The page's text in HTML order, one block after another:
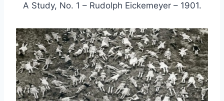
A Study, No. 1 – Rudolph Eickemeyer – 1901.